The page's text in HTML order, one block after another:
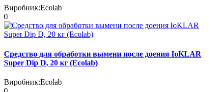
Виробник:Ecolab
0
Средство для обработки вымени после доения IoKLAR
Super Dip D, 20 кг (Ecolab)
Виробник:Ecolab